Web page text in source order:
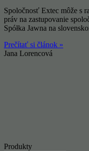
Spoločnosť Extec môže s
práv na zastupovanie
Spółka Jawna na
Prečítať si článok »
Jana Lorencová
Produkty